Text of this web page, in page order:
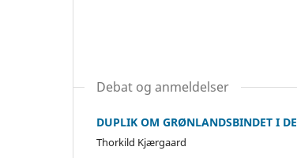
Debat og anmeldelser
DUPLIK OM GRØNLANDSBINDET I
Thorkild Kjærgaard